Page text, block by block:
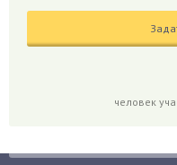
Грибы
человек